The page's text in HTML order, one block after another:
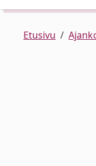
Etusivu